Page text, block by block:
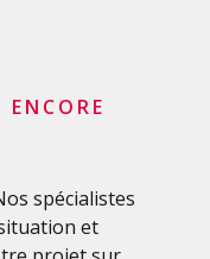
spécialistes
et